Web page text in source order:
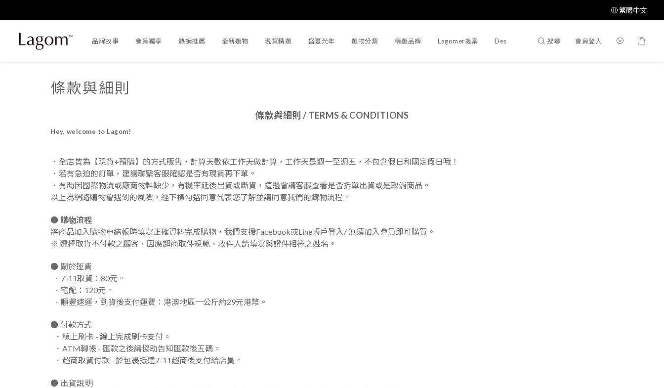
繁體中文
品牌故事 會員獨享 熱銷推薦 最新選物 現貨精選 盛夏光年 選物分類 精選品牌 Lagomer提案 Designer提案 搜尋 會員登入
條款與細則
條款與細則 / TERMS & CONDITIONS
Hey, welcome to Lagom!
． 全店皆為【現貨+預購】的方式販售，計算天數依工作天做計算，工作天是週一至週五，不包含假日和國定假日哦！
． 若有急迫的訂單，建議聯繫客服確認是否有現貨再下單。
． 有時因國際物流或廠商物料缺少，有機率延後出貨或斷貨，這邊會請客服查看是否拆單出貨或是取消商品。
以上為網路購物會遇到的風險，經下標勾選同意代表您了解並請同意我們的購物流程。
● 購物流程
將商品加入購物車結帳時填寫正確資料完成購物，我們支援Facebook或Line帳戶登入/ 無須加入會員即可購買。
※ 選擇取貨不付款之顧客，因應超商取件規範，收件人請填寫與證件相符之姓名。
● 關於運費
． 7-11取貨：80元。
． 宅配：120元。
． 順豐速運，到貨後支付運費：港澳地區一公斤約29元港幣。
● 付款方式
． 線上刷卡 - 線上完成刷卡支付。
． ATM轉帳 - 匯款之後請協助告知匯款後五碼。
． 超商取貨付款 - 於包裹抵達7-11超商後支付給店員。
● 出貨說明